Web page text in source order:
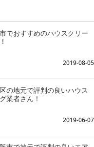
でおすすめのハウスクリー
2019-08-05
の地元で評判の良いハウス
業者さん！
2019-06-07